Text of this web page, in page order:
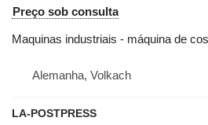
Preço sob consulta
Maquinas industriais - máquina de
Alemanha, Volkach
LA-POSTPRESS